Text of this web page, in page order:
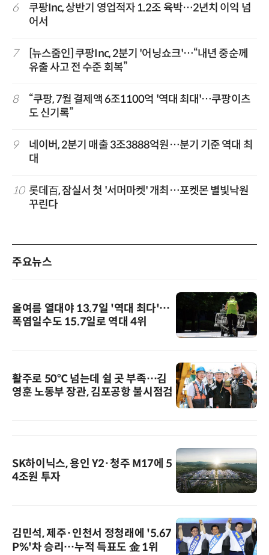
6
쿠팡Inc, 상반기 영업적자 1.2조 육박…2년치 이익 넘
어서
7
[뉴스줌인] 쿠팡Inc, 2분기 '어닝쇼크'…“내년 중순께
유출 사고 전 수준 회복”
8
“쿠팡, 7월 결제액 6조1100억 '역대 최대'…쿠팡이츠
도 신기록”
9
네이버, 2분기 매출 3조3888억원…분기 기준 역대 최
대
10 롯데百, 잠실서 첫 '서머마켓' 개최…포켓몬 별빛낙원
꾸린다
주요뉴스
올여름 열대야 13.7일 '역대 최다'…
폭염일수도 15.7일로 역대 4위
활주로 50℃ 넘는데 쉴 곳 부족…김
영훈 노동부 장관, 김포공항 불시점검
SK하이닉스, 용인 Y2·청주 M17에 5
4조원 투자
김민석, 제주·인천서 정청래에 '5.67
P%'차 승리…누적 득표도 金 1위